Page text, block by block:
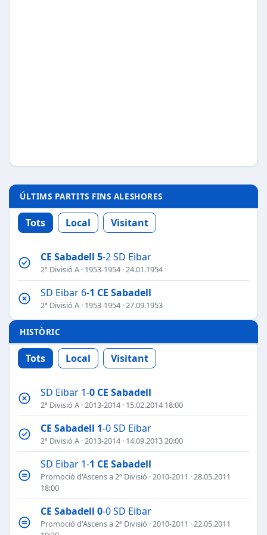
ÚLTIMS PARTITS FINS ALESHORES
Tots Local Visitant
CE Sabadell 5-2 SD Eibar
2ª Divisió A · 1953-1954 · 24.01.1954
SD Eibar 6-1 CE Sabadell
2ª Divisió A · 1953-1954 · 27.09.1953
HISTÒRIC
Tots Local Visitant
SD Eibar 1-0 CE Sabadell
2ª Divisió A ·2013-2014 · 15.02.2014 18:00
CE Sabadell 1-0 SD Eibar
2ª Divisió A ·2013-2014 · 14.09.2013 20:00
SD Eibar 1-1 CE Sabadell
Promoció d'Ascens a 2ª Divisió ·2010-2011 · 28.05.2011
18:00
CE Sabadell 0-0 SD Eibar
Promoció d'Ascens a 2ª Divisió ·2010-2011 · 22.05.2011